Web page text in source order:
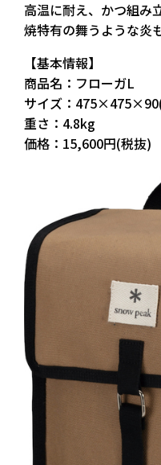
高温に耐え、かつ組み
焼特有の舞うような炎
【基本情報】
商品名：フローガL
サイズ：
重さ：4.8kg
価格：15,600円(税抜)